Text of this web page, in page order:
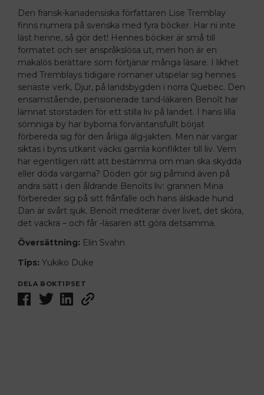
Den fransk-kanadensiska författaren Lise Tremblay
finns numera på svenska med fyra böcker. Har ni inte
läst henne, så gör det! Hennes böcker är små till
formatet och ser anspråkslösa ut, men hon är en
makalös berättare som förtjänar många läsare. I likhet
med Tremblays tidigare romaner utspelar sig hennes
senaste verk, Djur, på landsbygden i norra Quebec. Den
ensamstående, pensionerade tand-läkaren Benoît har
lämnat storstaden för ett stilla liv på landet. I hans lilla
sömniga by har byborna förväntansfullt börjat
förbereda sig för den årliga älg-jakten. Men när vargar
siktas i byns utkant väcks gamla konflikter till liv. Vem
har egentligen rätt att bestämma om man ska skydda
eller döda vargarna? Döden gör sig påmind även på
andra sätt i den åldrande Benoîts liv: grannen Mina
förbereder sig på sitt frånfälle och hans älskade hund
Dan är svårt sjuk. Benoît mediterar över livet, det sköra,
det vackra – och får -läsaren att göra detsamma.
Översättning: Elin Svahn
Tips: Yukiko Duke
DELA BOKTIPSET